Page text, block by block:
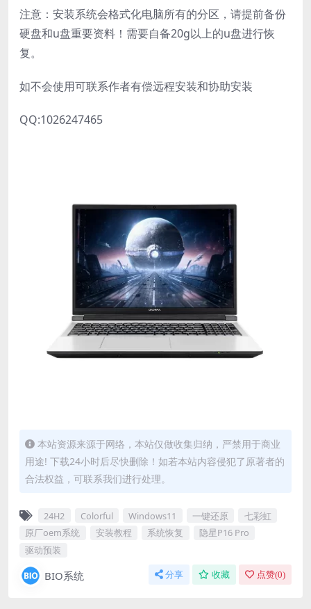
注意：安装系统会格式化电脑所有的分区，请提前备份
硬盘和u盘重要资料！需要自备20g以上的u盘进行恢
复。
如不会使用可联系作者有偿远程安装和协助安装
QQ:1026247465
本站资源来源于网络，本站仅做收集归纳，严禁用于商业
用途! 下载24小时后尽快删除！如若本站内容侵犯了原著者的
合法权益，可联系我们进行处理。
24H2 Colorful Windows11 一键还原
七彩虹
原厂oem系统
安装教程 系统恢复
隐星P16 Pro
驱动预装
BIO系统 分享 收藏 点赞(0)